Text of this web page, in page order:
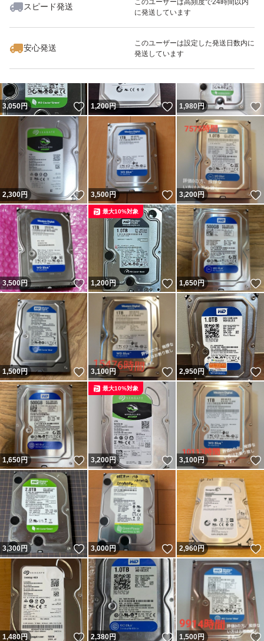
[お取引不可対象の方]法人、代理購入業者、海外転送業
者、領収書を求めるの方は、トラブル防止のためご購入を
お控えください。※もし購入が確認された場合は落札者都
【その他】
・喫煙者・ペットなし
・配達トラブルや商品到着後の商品破損は運営又は配達担
当会社にご連絡ください
スピード発送
このユーザーは高頻度で24時間以内
に発送しています
安心発送
このユーザーは設定した発送日数内に
発送しています
いいね！
2,500
3,050円 いいね！
1,200円 いいね！
1,980円
2,300円 いいね！
3,500円 いいね！
3,200円
3,500円 いいね！
1,200円 いいね！
最大10%対象
1,650円
1,500円 いいね！
3,100円 いいね！
2,950円
1,650円 いいね！
3,200円 いいね！
最大10%対象
3,100円
3,300円 いいね！
3,000円 いいね！
2,960円
1,480円 いいね！
2,380円 いいね！
1,500円